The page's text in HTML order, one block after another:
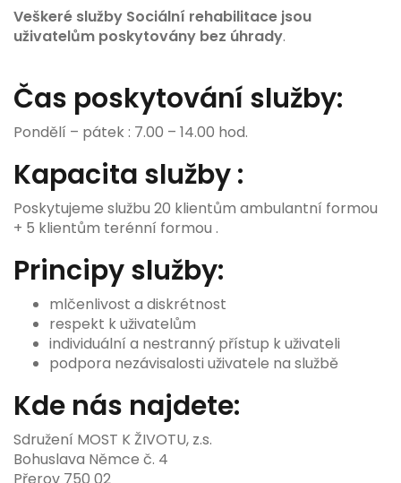
Veškeré služby Sociální rehabilitace jsou
uživatelům poskytovány bez úhrady.
Čas poskytování služby:
Pondělí – pátek : 7.00 – 14.00 hod.
Kapacita služby :
Poskytujeme službu 20 klientům ambulantní formou
+ 5 klientům terénní formou .
Principy služby:
mlčenlivost a diskrétnost
respekt k uživatelům
individuální a nestranný přístup k uživateli
podpora nezávisalosti uživatele na službě
Kde nás najdete:
Sdružení MOST K ŽIVOTU, z.s.
Bohuslava Němce č. 4